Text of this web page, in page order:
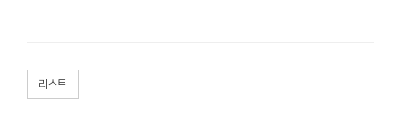
리스트